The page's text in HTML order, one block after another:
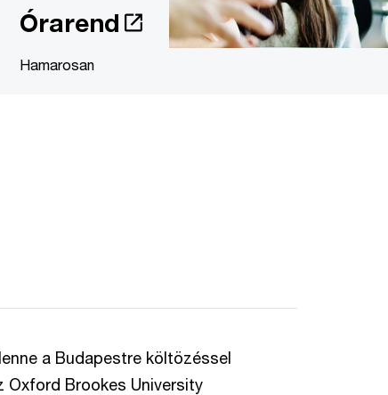
Órarend
Hamarosan
a Budapestre költözéssel
Oxford Brookes University